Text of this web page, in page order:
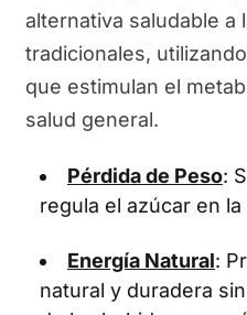
alternativa saludable a
tradicionales,
que estimulan el
salud general.
Pérdida de Peso:
regula el azúcar en
Energía Natural:
natural y duradera